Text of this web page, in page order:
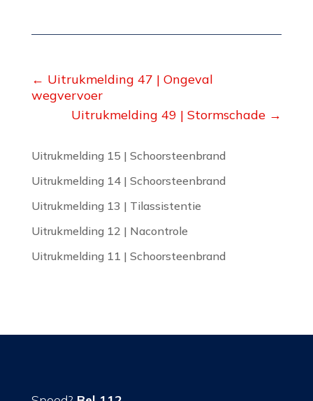
← Uitrukmelding 47 | Ongeval
wegvervoer
Uitrukmelding 49 | Stormschade →
Uitrukmelding 15 | Schoorsteenbrand
Uitrukmelding 14 | Schoorsteenbrand
Uitrukmelding 13 | Tilassistentie
Uitrukmelding 12 | Nacontrole
Uitrukmelding 11 | Schoorsteenbrand